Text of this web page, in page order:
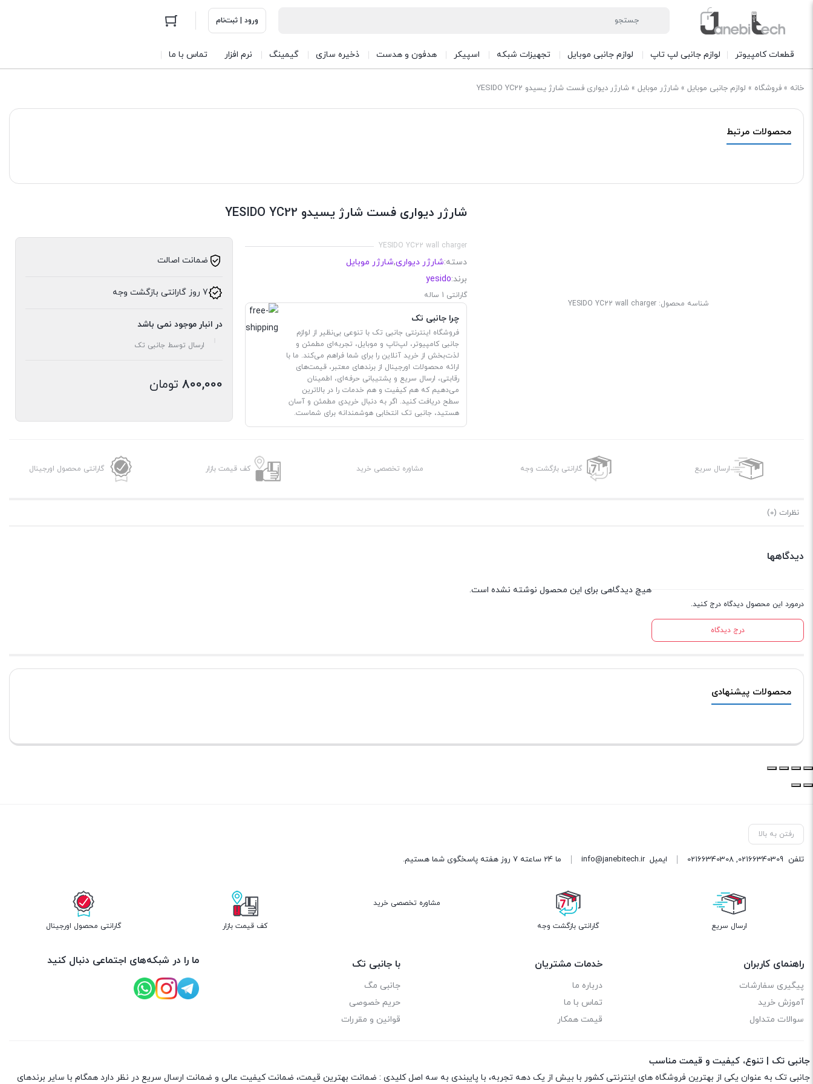
ورود | ثبت‌نام
قطعات کامپیوتر لوازم جانبی لپ تاپ لوازم جانبی موبایل تجهیزات شبکه اسپیکر هدفون و هدست ذخیره سازی گیمینگ نرم افزار تماس با ما
خانه » فروشگاه » لوازم جانبی موبایل » شارژر موبایل » شارژر دیواری فست شارژ یسیدو YESIDO YC22
محصولات مرتبط
شناسه محصول:YESIDO YC22 wall charger
شارژر دیواری فست شارژ یسیدو YESIDO YC22
YESIDO YC22 wall charger
دسته:شارژر دیواری,شارژر موبایل
برند:yesido
گارانتی 1 ساله
چرا جانبی تک
فروشگاه اینترنتی جانبی تک با تنوعی بی‌نظیر از لوازم
جانبی کامپیوتر، لپ‌تاپ و موبایل، تجربه‌ای مطمئن و
لذت‌بخش از خرید آنلاین را برای شما فراهم می‌کند. ما با
ارائه محصولات اورجینال از برندهای معتبر، قیمت‌های
رقابتی، ارسال سریع و پشتیبانی حرفه‌ای، اطمینان
می‌دهیم که هم کیفیت و هم خدمات را در بالاترین
سطح دریافت کنید. اگر به دنبال خریدی مطمئن و آسان
هستید، جانبی تک انتخابی هوشمندانه برای شماست.
ضمانت اصالت
7 روز گارانتی بازگشت وجه
در انبار موجود نمی باشد
ارسال توسط جانبی تک
800,000 تومان
ارسال سریع گارانتی بازگشت وجه مشاوره تخصصی خرید کف قیمت بازار گارانتی محصول اورجینال
نظرات (0)
دیدگاهها
درمورد این محصول دیدگاه درج کنید.
درج دیدگاه
هیچ دیدگاهی برای این محصول نوشته نشده است.
محصولات پیشنهادی
رفتن به بالا
تلفن 02166340309
,
02166340308 ایمیلinfo@janebitech.ir ما 24 ساعته 7 روز هفته پاسخگوی شما هستیم.
ارسال سریع گارانتی بازگشت وجه
مشاوره تخصصی خرید
کف قیمت بازار گارانتی محصول اورجینال
راهنمای کاربران
پیگیری سفارشات
آموزش خرید
سوالات متداول
خدمات مشتریان
درباره ما
تماس با ما
قیمت همکار
با جانبی تک
جانبی مگ
حریم خصوصی
قوانین و مقررات
ما را در شبکه‌های اجتماعی دنبال کنید
جانبی تک | تنوع، کیفیت و قیمت مناسب
جانبی تک به عنوان یکی از بهترین فروشگاه های اینترنتی کشور با بیش از یک دهه تجربه، با پایبندی به سه اصل کلیدی : ضمانت بهترین قیمت، ضمانت کیفیت عالی و ضمانت ارسال سریع در نظر دارد همگام با سایر برندهای